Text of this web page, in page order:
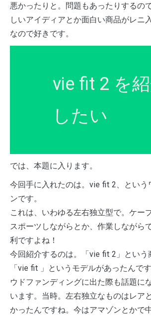
悪かったりと。問題もあったりするの
しいアイディアとか面白い商品がレニ
なので好きです。
vie fit 2 を
したい
では、本題に入ります。
今回手に入れたのは。vie fit 2、という
ンです。
これは、いわゆる左右独立型で。ケー
スポーツしながらとか、作業しながら
利ですよね！
今回紹介するのは。「vie fit 2」という
「vie fit 」というモデルがあったんで
ウドファンディングに出た際も話題に
います。当時。左右独立なものはレア
かったんですね。今はアマゾンとかで